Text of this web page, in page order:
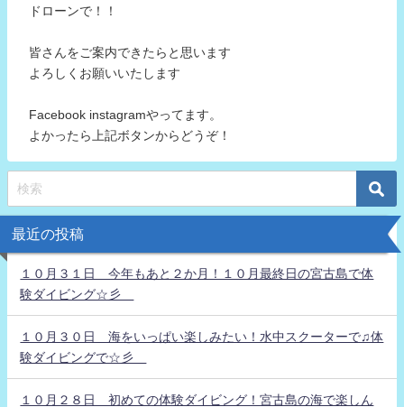
ドローンで！！
皆さんをご案内できたらと思います
よろしくお願いいたします
Facebook instagramやってます。
よかったら上記ボタンからどうぞ！
最近の投稿
１０月３１日 今年もあと２か月！１０月最終日の宮古島で体
験ダイビング☆彡
１０月３０日 海をいっぱい楽しみたい！水中スクーターで♫体
験ダイビングで☆彡
１０月２８日 初めての体験ダイビング！宮古島の海で楽しん